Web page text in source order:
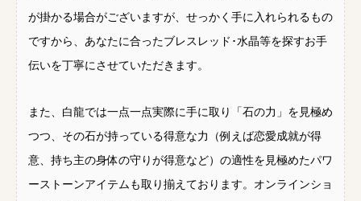
が掛かる場合がございますが、せっかく手に入れられるもの
ですから、あなたに合ったブレスレッド･水晶等を探すお手
伝いを丁寧にさせていただきます。
また、白龍では一点一点実際に手に取り「石の力」を見極め
つつ、その石が持っている得意な力（例えば恋愛成就が得
意、持ち主の身体の守りが得意など）の適性を見極めたパワ
ーストーンアイテムも取り揃えております。オンラインショ